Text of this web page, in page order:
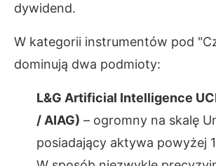
dywidend.
W kategorii instrumentów pod
dominują dwa podmioty:
L&G Artificial Intelligence
/ AIAG) – ogromny na skalę
posiadający aktywa powyżej